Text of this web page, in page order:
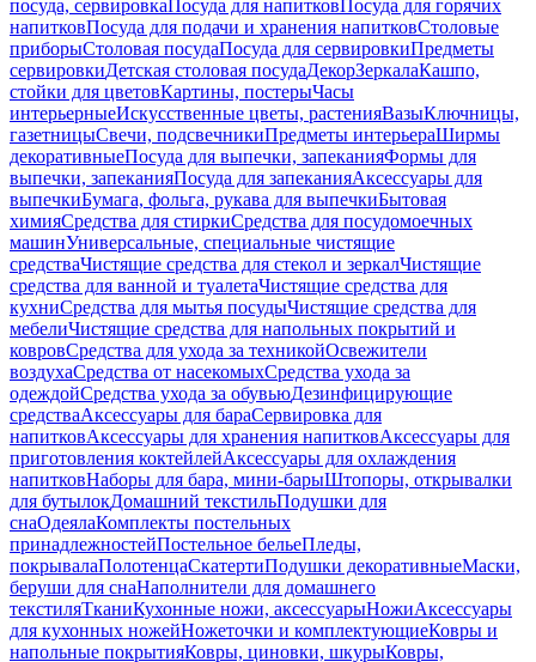
посуда, сервировкаПосуда для напитковПосуда для горячих
напитковПосуда для подачи и хранения напитковСтоловые
приборыСтоловая посудаПосуда для сервировкиПредметы
сервировкиДетская столовая посудаДекорЗеркалаКашпо,
стойки для цветовКартины, постерыЧасы
интерьерныеИскусственные цветы, растенияВазыКлючницы,
газетницыСвечи, подсвечникиПредметы интерьераШирмы
декоративныеПосуда для выпечки, запеканияФормы для
выпечки, запеканияПосуда для запеканияАксессуары для
выпечкиБумага, фольга, рукава для выпечкиБытовая
химияСредства для стиркиСредства для посудомоечных
машинУниверсальные, специальные чистящие
средстваЧистящие средства для стекол и зеркалЧистящие
средства для ванной и туалетаЧистящие средства для
кухниСредства для мытья посудыЧистящие средства для
мебелиЧистящие средства для напольных покрытий и
ковровСредства для ухода за техникойОсвежители
воздухаСредства от насекомыхСредства ухода за
одеждойСредства ухода за обувьюДезинфицирующие
средстваАксессуары для бараСервировка для
напитковАксессуары для хранения напитковАксессуары для
приготовления коктейлейАксессуары для охлаждения
напитковНаборы для бара, мини-барыШтопоры, открывалки
для бутылокДомашний текстильПодушки для
снаОдеялаКомплекты постельных
принадлежностейПостельное бельеПледы,
покрывалаПолотенцаСкатертиПодушки декоративныеМаски,
беруши для снаНаполнители для домашнего
текстиляТканиКухонные ножи, аксессуарыНожиАксессуары
для кухонных ножейНожеточки и комплектующиеКовры и
напольные покрытияКовры, циновки, шкурыКовры,